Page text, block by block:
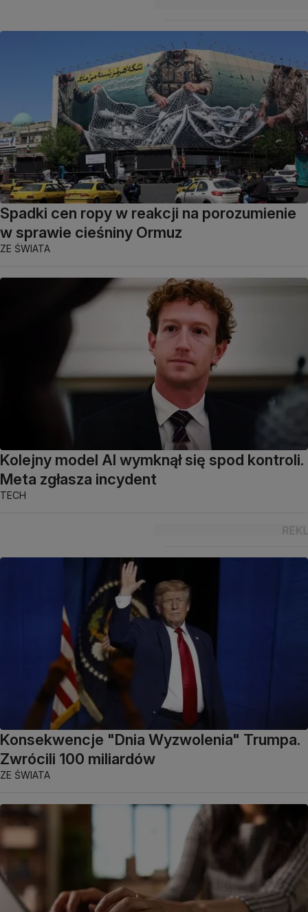
Spadki cen ropy w reakcji na porozumienie
w sprawie cieśniny Ormuz
ZE ŚWIATA
Kolejny model AI wymknął się spod kontroli.
Meta zgłasza incydent
TECH
Konsekwencje "Dnia Wyzwolenia" Trumpa.
Zwrócili 100 miliardów
ZE ŚWIATA